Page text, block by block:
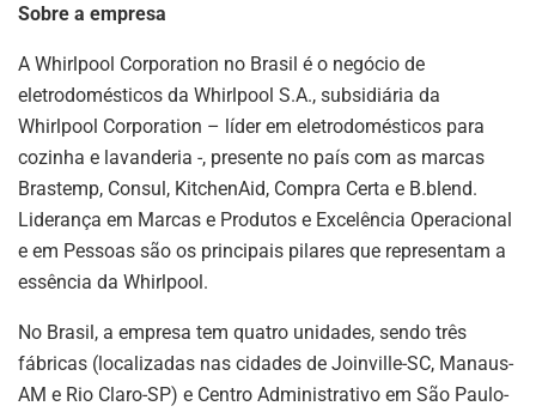
Sobre a empresa
A Whirlpool Corporation no Brasil é o negócio de
eletrodomésticos da Whirlpool S.A., subsidiária da
Whirlpool Corporation – líder em eletrodomésticos para
cozinha e lavanderia -, presente no país com as marcas
Brastemp, Consul, KitchenAid, Compra Certa e B.blend.
Liderança em Marcas e Produtos e Excelência Operacional
e em Pessoas são os principais pilares que representam a
essência da Whirlpool.
No Brasil, a empresa tem quatro unidades, sendo três
fábricas (localizadas nas cidades de Joinville-SC, Manaus-
AM e Rio Claro-SP) e Centro Administrativo em São Paulo-